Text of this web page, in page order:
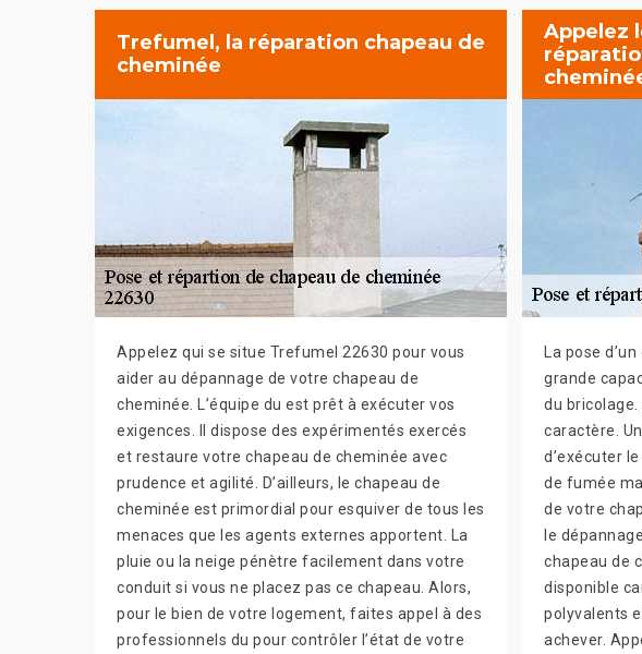
Trefumel, la réparation chapeau de
cheminée
Appelez qui se situe Trefumel 22630 pour vous
aider au dépannage de votre chapeau de
cheminée. L’équipe du est prêt à exécuter vos
exigences. Il dispose des expérimentés exercés
et restaure votre chapeau de cheminée avec
prudence et agilité. D’ailleurs, le chapeau de
cheminée est primordial pour esquiver de tous les
menaces que les agents externes apportent. La
pluie ou la neige pénètre facilement dans votre
conduit si vous ne placez pas ce chapeau. Alors,
pour le bien de votre logement, faites appel à des
professionnels du pour contrôler l’état de votre
Appelez
La pose
grande
du
caractère.
d’exécuter
de fumée
de votre
le
chapeau de
disponible
polyvalents
achever.